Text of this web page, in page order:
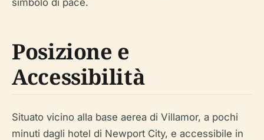
simbolo di pace.
Posizione e
Accessibilità
Situato vicino alla base aerea di Villamor, a pochi
minuti dagli hotel di Newport City, e accessibile in